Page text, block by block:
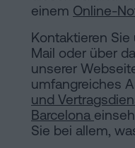
einem Online-
Kontaktieren
Mail oder über
unserer
umfangreiches
und
Barcelona
Sie bei allem,